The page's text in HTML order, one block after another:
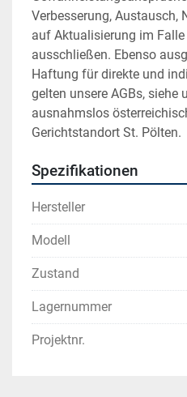
Verbesserung, Austausch,
auf Aktualisierung im
ausschließen. Ebenso
Haftung für direkte und
gelten unsere AGBs, siehe
ausnahmslos
Gerichtstandort St. Pölten.
Spezifikationen
Hersteller
Modell
Zustand
Lagernummer
Projektnr.